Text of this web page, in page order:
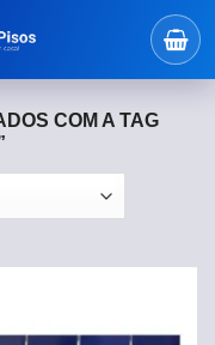
COM A TAG